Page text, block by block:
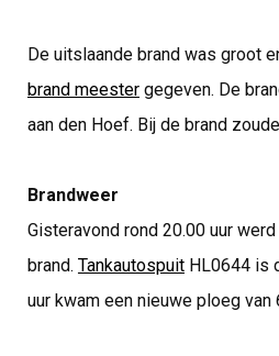
De uitslaande brand was groot
brand meestergegeven. De
aan den Hoef. Bij de brand
Brandweer
Gisteravond rond 20.00 uur
brand. TankautospuitHL0644 is
uur kwam een nieuwe ploeg